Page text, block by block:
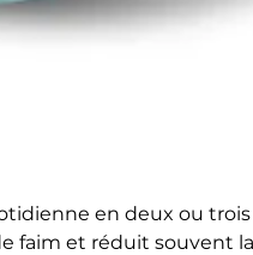
en deux ou
faim et réduit souvent